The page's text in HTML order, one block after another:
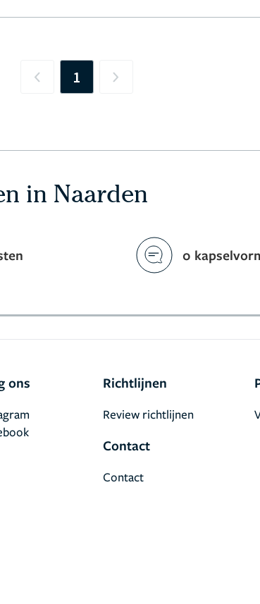
Previous
1 Next
in Naarden
0
ons Richtlijnen
Review richtlijnen
Contact
Contact